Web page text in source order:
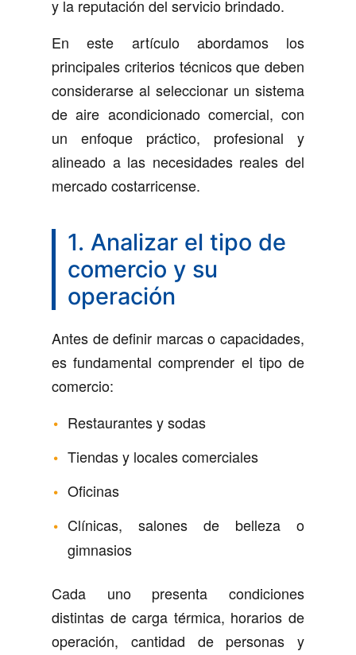
y la reputación del servicio brindado.
En este artículo abordamos los
principales criterios técnicos que deben
considerarse al seleccionar un sistema
de aire acondicionado comercial, con
un enfoque práctico, profesional y
alineado a las necesidades reales del
mercado costarricense.
1. Analizar el tipo de
comercio y su
operación
Antes de definir marcas o capacidades,
es fundamental comprender el tipo de
comercio:
Restaurantes y sodas
Tiendas y locales comerciales
Oficinas
Clínicas, salones de belleza o
gimnasios
Cada uno presenta condiciones
distintas de carga térmica, horarios de
operación, cantidad de personas y